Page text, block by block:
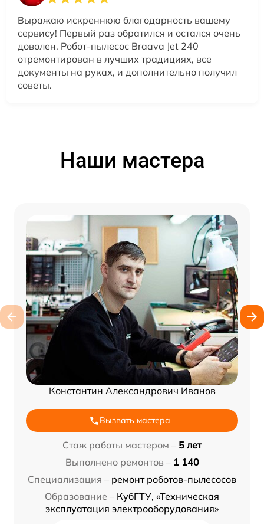
Выражаю искреннюю благодарность вашему
сервису! Первый раз обратился и остался очень
доволен. Робот-пылесос Braava Jet 240
отремонтирован в лучших традициях, все
документы на руках, и дополнительно получил
советы.
Наши мастера
Константин Александрович Иванов
Вызвать мастера
Стаж работы мастером – 5 лет
Выполнено ремонтов – 1 140
Специализация – ремонт роботов-пылесосов
Образование – КубГТУ, «Техническая
эксплуатация электрооборудования»